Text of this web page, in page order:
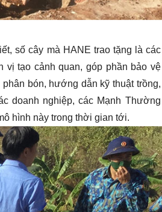
số cây mà HANE trao tặng là các
tạo cảnh quan, góp phần bảo vệ
bón, hướng dẫn kỹ thuật trồng,
doanh nghiệp, các Mạnh Thường
hình này trong thời gian tới.